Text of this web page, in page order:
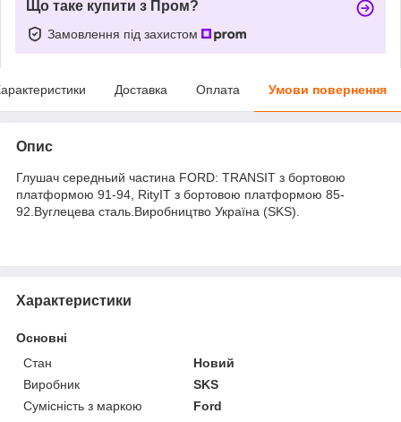
Що таке купити з Пром?
Замовлення під захистом
Доставка Оплата Умови повернення
Опис
Глушач середньий частина FORD: TRANSIT з бортовою
платформою 91-94, RityIT з бортовою платформою 85-
92.Вуглецева сталь.Виробництво Україна (SKS).
Характеристики
Основні
Стан
Новий
Виробник
SKS
Сумісність з маркою
Ford